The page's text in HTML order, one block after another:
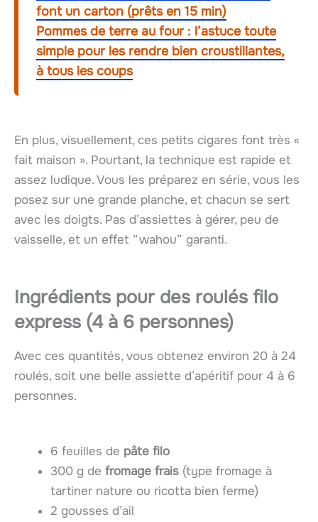
font un carton (prêts en 15 min)
Pommes de terre au four : l’astuce toute
simple pour les rendre bien croustillantes,
à tous les coups
En plus, visuellement, ces petits cigares font très «
fait maison ». Pourtant, la technique est rapide et
assez ludique. Vous les préparez en série, vous les
posez sur une grande planche, et chacun se sert
avec les doigts. Pas d’assiettes à gérer, peu de
vaisselle, et un effet “wahou” garanti.
Ingrédients pour des roulés filo
express (4 à 6 personnes)
Avec ces quantités, vous obtenez environ 20 à 24
roulés, soit une belle assiette d’apéritif pour 4 à 6
personnes.
6 feuilles de pâte filo
300 g de fromage frais (type fromage à
tartiner nature ou ricotta bien ferme)
2 gousses d’ail